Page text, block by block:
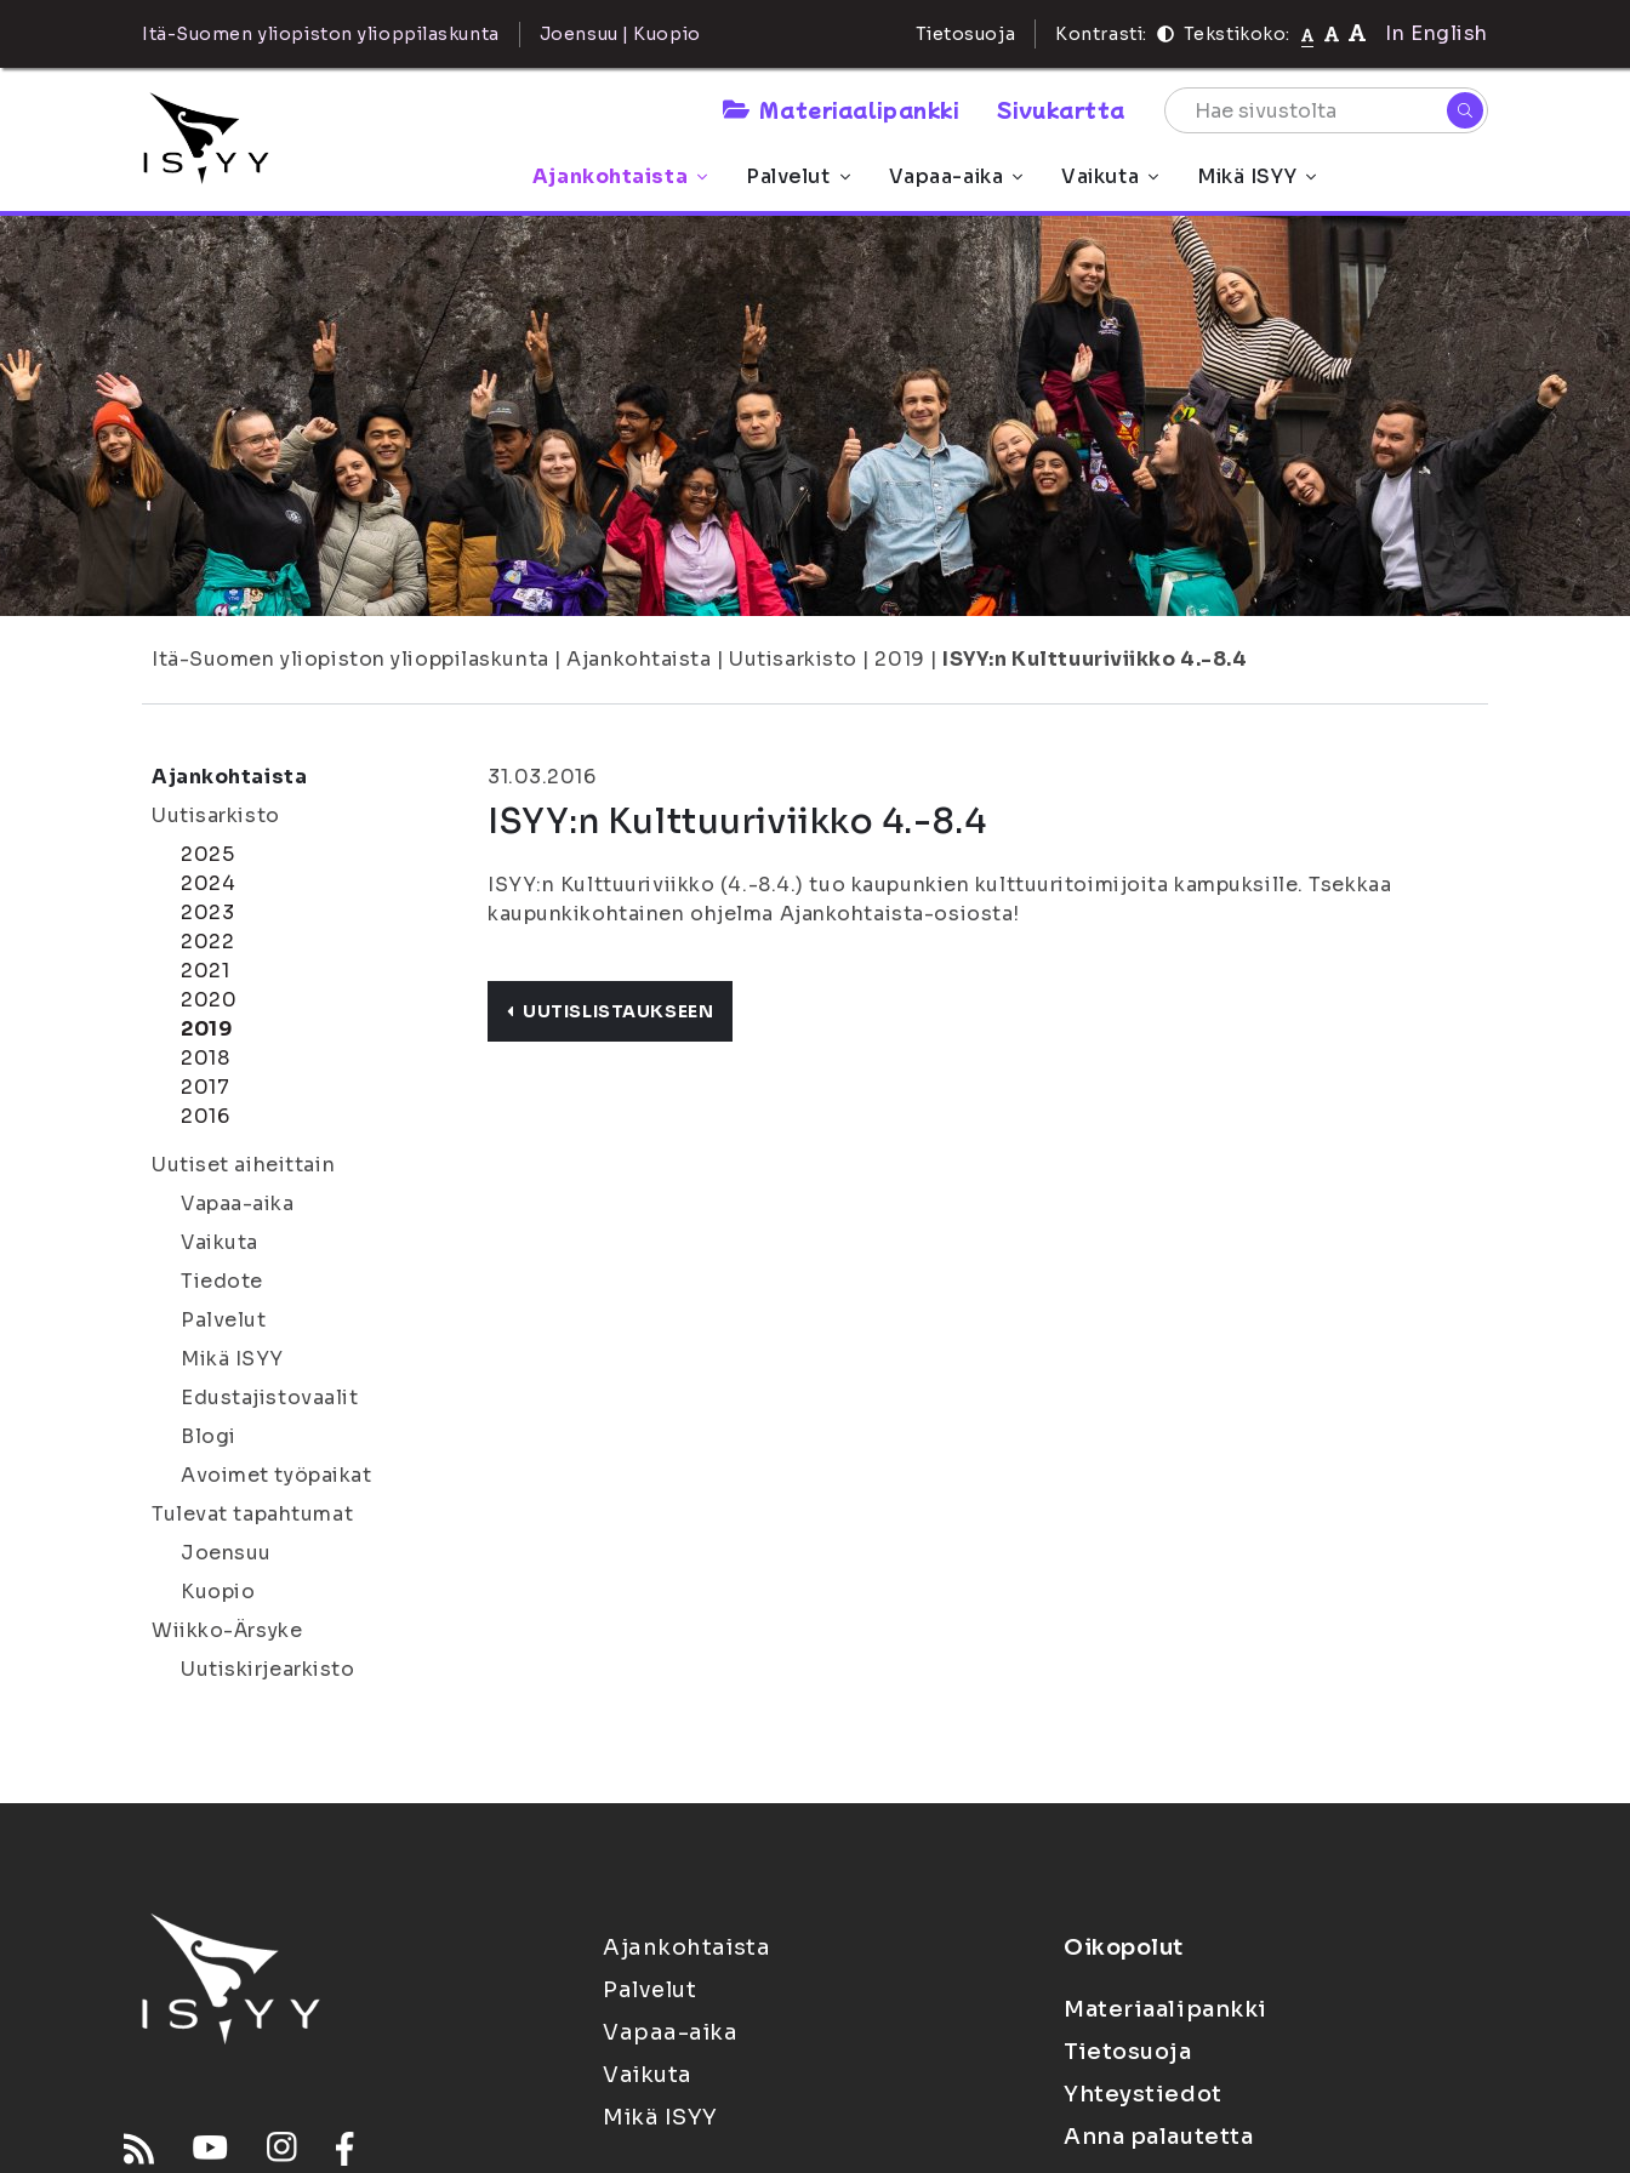
Itä-Suomen yliopiston ylioppilaskunta Joensuu | Kuopio Tietosuoja Kontrasti: Tekstikoko: In English
Materiaalipankki Sivukartta
Ajankohtaista Palvelut Vapaa-aika Vaikuta Mikä ISYY
Itä-Suomen yliopiston ylioppilaskunta | Ajankohtaista | Uutisarkisto | 2019 | ISYY:n Kulttuuriviikko 4.-8.4
Ajankohtaista
Uutisarkisto
2025
2024
2023
2022
2021
2020
2019
2018
2017
2016
Uutiset aiheittain
Vapaa-aika
Vaikuta
Tiedote
Palvelut
Mikä ISYY
Edustajistovaalit
Blogi
Avoimet työpaikat
Tulevat tapahtumat
Joensuu
Kuopio
Wiikko-Ärsyke
Uutiskirjearkisto
31.03.2016
ISYY:n Kulttuuriviikko 4.-8.4
ISYY:n Kulttuuriviikko (4.-8.4.) tuo kaupunkien kulttuuritoimijoita kampuksille. Tsekkaa
kaupunkikohtainen ohjelma Ajankohtaista-osiosta!
UUTISLISTAUKSEEN
Ajankohtaista
Palvelut
Vapaa-aika
Vaikuta
Mikä ISYY
Oikopolut
Materiaalipankki
Tietosuoja
Yhteystiedot
Anna palautetta